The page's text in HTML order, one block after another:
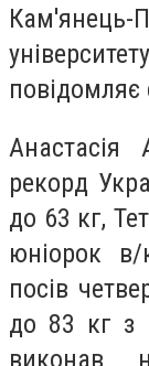
Кам'янець-
повідомляє
Анастасія
рекорд
до 63 кг,
юніорок
посів
до 83 кг з
виконав